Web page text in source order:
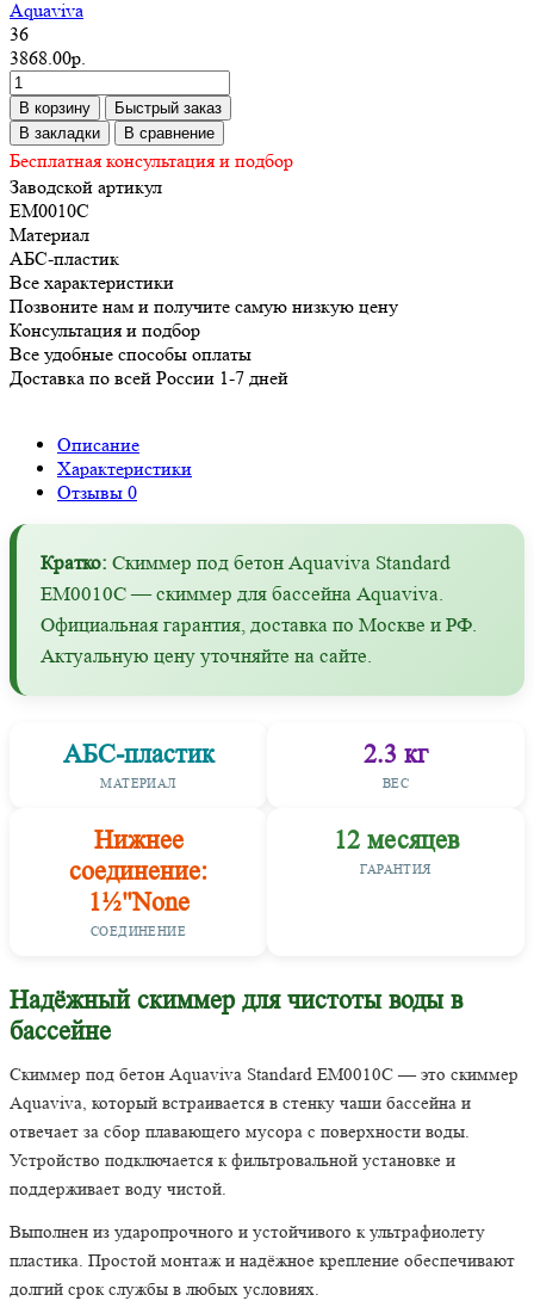
Aquaviva
36
3868.00р.
В корзину
Быстрый заказ
В закладки
В сравнение
Бесплатная консультация и подбор
Заводской артикул
EM0010С
Материал
АБС-пластик
Все характеристики
Позвоните нам и получите самую низкую цену
Консультация и подбор
Все удобные способы оплаты
Доставка по всей России 1-7 дней
Описание
Характеристики
Отзывы 0
Кратко: Скиммер под бетон Aquaviva Standard
EM0010C — скиммер для бассейна Aquaviva.
Официальная гарантия, доставка по Москве и РФ.
Актуальную цену уточняйте на сайте.
АБС-пластик
МАТЕРИАЛ
2.3 кг
ВЕС
Нижнее
соединение:
1½"None
СОЕДИНЕНИЕ
12 месяцев
ГАРАНТИЯ
Надёжный скиммер для чистоты воды в
бассейне
Скиммер под бетон Aquaviva Standard EM0010C — это скиммер
Aquaviva, который встраивается в стенку чаши бассейна и
отвечает за сбор плавающего мусора с поверхности воды.
Устройство подключается к фильтровальной установке и
поддерживает воду чистой.
Выполнен из ударопрочного и устойчивого к ультрафиолету
пластика. Простой монтаж и надёжное крепление обеспечивают
долгий срок службы в любых условиях.